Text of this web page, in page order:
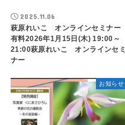
2025.11.06
萩原れいこ オンラインセミナー
有料2026年1月15日(木) 19:00～
21:00萩原れいこ オンラインセミ
ナー
お知らせ